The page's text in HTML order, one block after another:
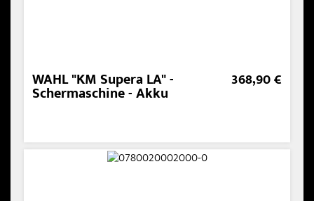
WAHL "KM Supera LA" -
Schermaschine - Akku
368,90 €